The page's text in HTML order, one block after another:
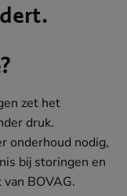
zet het
druk.
onderhoud nodig,
bij storingen en
BOVAG.